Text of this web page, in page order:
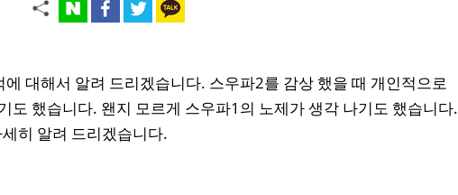
대해서 알려 드리겠습니다. 스우파2를 감상 했을 때 개인적으로
도 했습니다. 왠지 모르게 스우파1의 노제가 생각 나기도 했습니다.
히 알려 드리겠습니다.